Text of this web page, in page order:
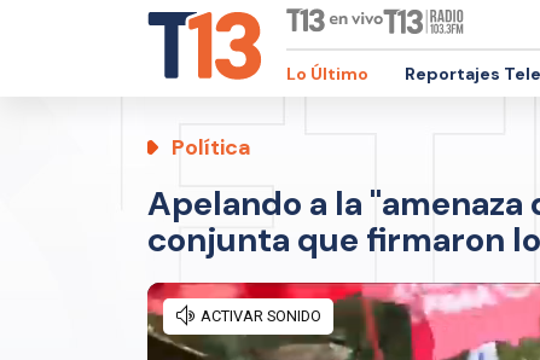
Lo Último Reportajes
Política
Apelando a la
conjunta que firmaron